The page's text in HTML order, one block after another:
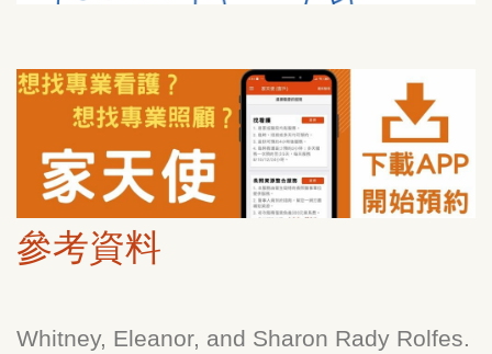
參考資料
Whitney, Eleanor, and Sharon Rady Rolfes.